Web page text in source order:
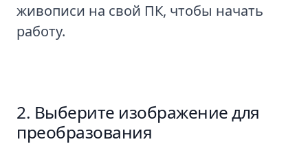
живописи на свой ПК, чтобы начать
работу.
Выберите изображение для
преобразования